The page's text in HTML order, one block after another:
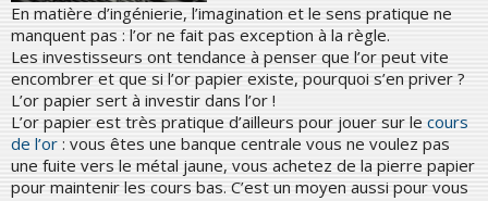
En matière d’ingénierie, l’imagination et le sens pratique ne
manquent pas : l’or ne fait pas exception à la règle.
Les investisseurs ont tendance à penser que l’or peut vite
encombrer et que si l’or papier existe, pourquoi s’en priver ?
L’or papier sert à investir dans l’or !
L’or papier est très pratique d’ailleurs pour jouer sur le cours
de l’or : vous êtes une banque centrale vous ne voulez pas
une fuite vers le métal jaune, vous achetez de la pierre papier
pour maintenir les cours bas. C’est un moyen aussi pour vous